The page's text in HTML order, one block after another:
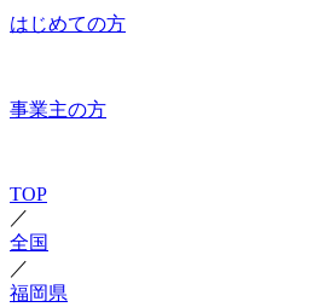
はじめての方
事業主の方
TOP
／
全国
／
福岡県